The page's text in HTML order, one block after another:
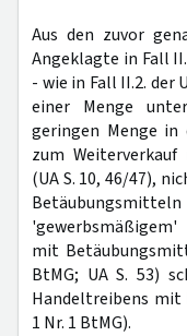
Aus den zuvor
Angeklagte in Fall
- wie in Fall II.2.
einer Menge
geringen Menge in
zum Weiterverkauf
(UA S. 10, 46/47),
mit
BtMG; UA S. 53)
Handeltreibens
1 Nr. 1 BtMG).